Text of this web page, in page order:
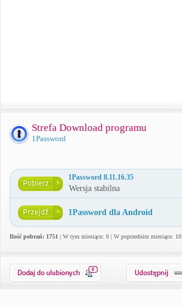
Strefa Download programu
1Password
1Password 8.11.16.35
Wersja stabilna
1Password dla Android
Ilość pobrań: 1751 | W tym miesiącu: 0 | W poprzednim miesiącu: 10
0